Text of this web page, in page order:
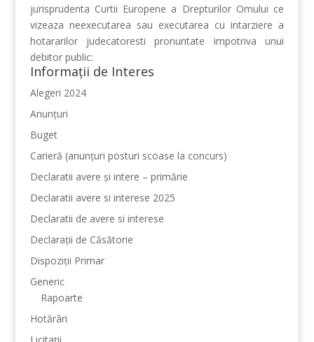
jurisprudenta Curtii Europene a Drepturilor Omului ce
vizeaza neexecutarea sau executarea cu intarziere a
hotararilor judecatoresti pronuntate impotriva unui
debitor public:
Informații de Interes
Alegeri 2024
Anunțuri
Buget
Carieră (anunțuri posturi scoase la concurs)
Declaratii avere și intere – primărie
Declaratii avere si interese 2025
Declaratii de avere si interese
Declarații de Căsătorie
Dispoziții Primar
Generic
Rapoarte
Hotărâri